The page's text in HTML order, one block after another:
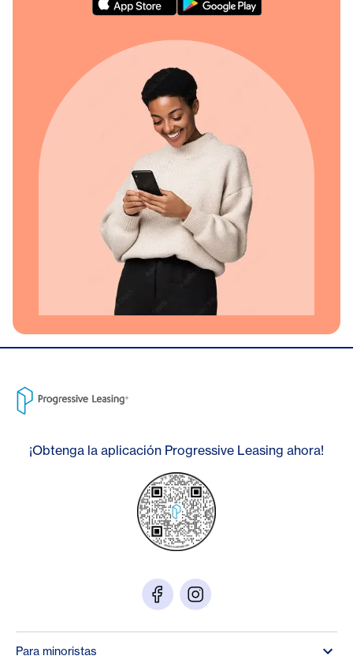
¡Obtenga la aplicación Progressive Leasing ahora!
Para minoristas